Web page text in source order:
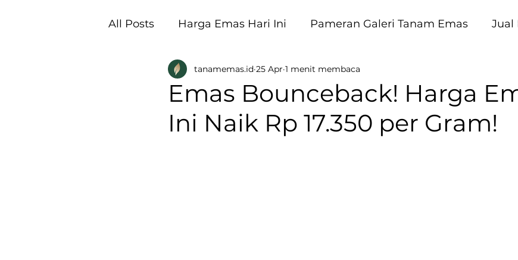
All Posts Harga Emas Hari Ini Pameran Galeri Tanam Emas Jual
Pembukaan Galeri Tanam Emas
Emas Bounceback! Harga
Ini Naik Rp 17.350 per Gram!
tanamemas.id 25 Apr 1 menit membaca